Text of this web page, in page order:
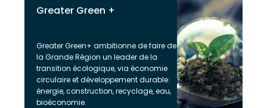
Greater Green +
Greater Green+ ambitionne de faire de
la Grande Région un leader de la
transition écologique, via économie
circulaire et développement durable:
énergie, construction, recyclage, eau,
bioéconomie.